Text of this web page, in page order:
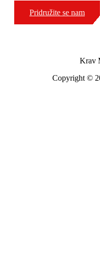
Pridružite se nam
Krav
Copyright ©